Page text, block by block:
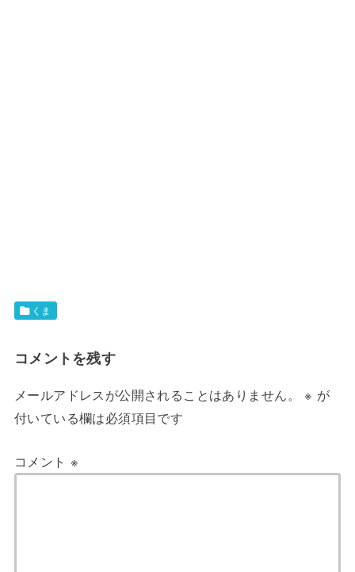
くま
コメントを残す
メールアドレスが公開されることはありません。 ※ が
付いている欄は必須項目です
コメント ※